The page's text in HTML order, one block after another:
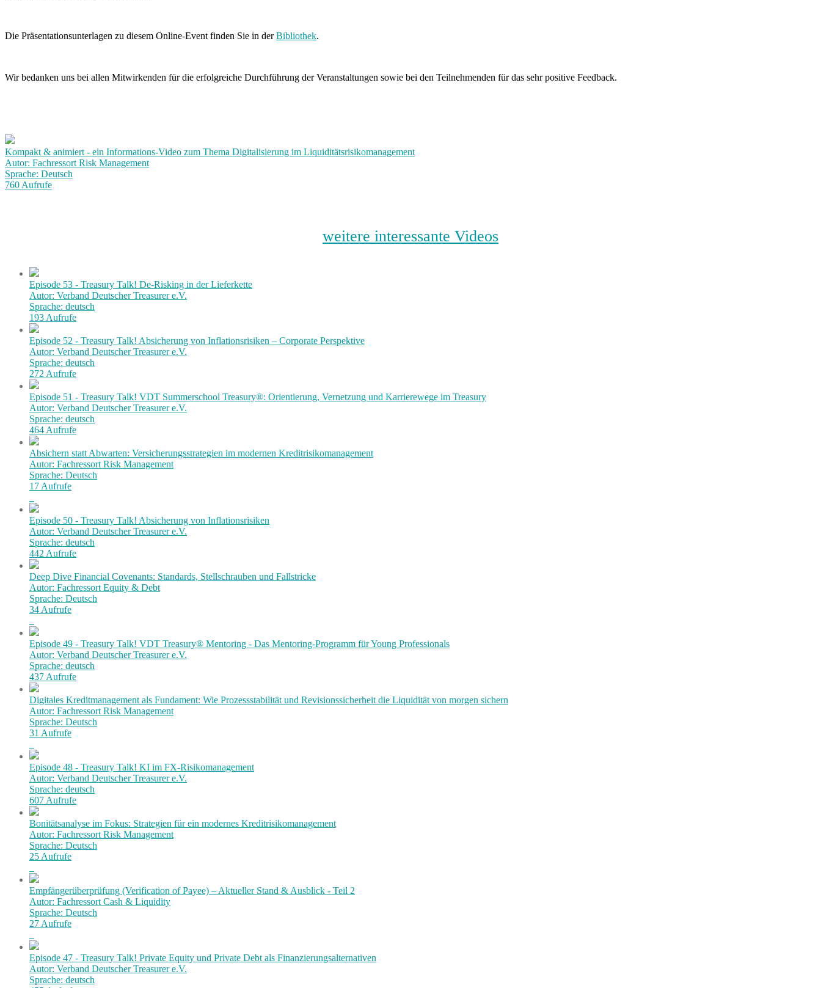
Die Präsentationsunterlagen zu diesem Online-Event finden Sie in derBibliothek.
Wir bedanken uns bei allen Mitwirkenden für die erfolgreiche Durchführung der Veranstaltungen sowie bei den Teilnehmenden für das sehr positive Feedback.
Kompakt & animiert - ein Informations-Video zum Thema Digitalisierung im Liquiditätsrisikomanagement
Autor: Fachressort Risk Management
Sprache: Deutsch
760 Aufrufe
weitere interessante Videos
Episode 53 - Treasury Talk! De-Risking in der Lieferkette
Autor: Verband Deutscher Treasurer e.V.
Sprache: deutsch
193 Aufrufe
Episode 52 - Treasury Talk! Absicherung von Inflationsrisiken – Corporate Perspektive
Autor: Verband Deutscher Treasurer e.V.
Sprache: deutsch
272 Aufrufe
Episode 51 - Treasury Talk! VDT Summerschool Treasury®: Orientierung, Vernetzung und Karrierewege im Treasury
Autor: Verband Deutscher Treasurer e.V.
Sprache: deutsch
464 Aufrufe
Absichern statt Abwarten: Versicherungsstrategien im modernen Kreditrisikomanagement
Autor: Fachressort Risk Management
Sprache: Deutsch
17 Aufrufe
Episode 50 - Treasury Talk! Absicherung von Inflationsrisiken
Autor: Verband Deutscher Treasurer e.V.
Sprache: deutsch
442 Aufrufe
Deep Dive Financial Covenants: Standards, Stellschrauben und Fallstricke
Autor: Fachressort Equity & Debt
Sprache: Deutsch
34 Aufrufe
Episode 49 - Treasury Talk! VDT Treasury® Mentoring - Das Mentoring-Programm für Young Professionals
Autor: Verband Deutscher Treasurer e.V.
Sprache: deutsch
437 Aufrufe
Digitales Kreditmanagement als Fundament: Wie Prozessstabilität und Revisionssicherheit die Liquidität von morgen sichern
Autor: Fachressort Risk Management
Sprache: Deutsch
31 Aufrufe
Episode 48 - Treasury Talk! KI im FX-Risikomanagement
Autor: Verband Deutscher Treasurer e.V.
Sprache: deutsch
607 Aufrufe
Bonitätsanalyse im Fokus: Strategien für ein modernes Kreditrisikomanagement
Autor: Fachressort Risk Management
Sprache: Deutsch
25 Aufrufe
Empfängerüberprüfung (Verification of Payee) – Aktueller Stand & Ausblick - Teil 2
Autor: Fachressort Cash & Liquidity
Sprache: Deutsch
27 Aufrufe
Episode 47 - Treasury Talk! Private Equity und Private Debt als Finanzierungsalternativen
Autor: Verband Deutscher Treasurer e.V.
Sprache: deutsch